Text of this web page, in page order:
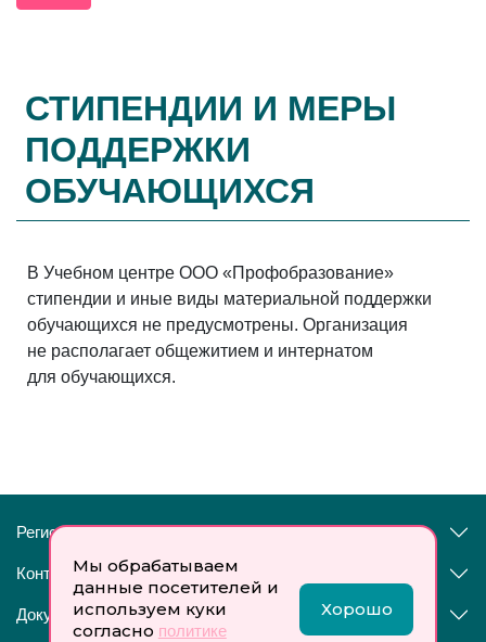
Мы обрабатываем
данные посетителей и
используем куки
согласно политике
Хорошо
СТИПЕНДИИ И МЕРЫ
ПОДДЕРЖКИ
ОБУЧАЮЩИХСЯ
В Учебном центре ООО «Профобразование»
стипендии и иные виды материальной поддержки
обучающихся не предусмотрены. Организация
не располагает общежитием и интернатом
для обучающихся.
↓
Регистрация:
Контакты:
Документы: